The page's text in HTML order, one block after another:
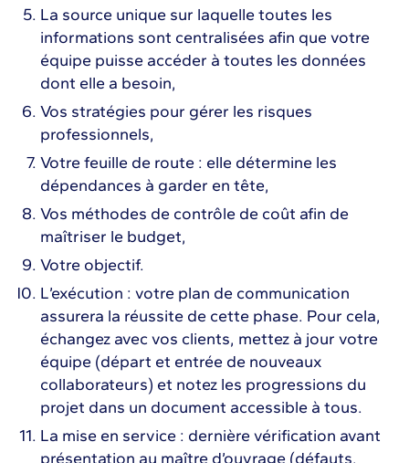
La source unique sur laquelle toutes les
informations sont centralisées afin que votre
équipe puisse accéder à toutes les données
dont elle a besoin,
Vos stratégies pour gérer les risques
professionnels,
Votre feuille de route : elle détermine les
dépendances à garder en tête,
Vos méthodes de contrôle de coût afin de
maîtriser le budget,
Votre objectif.
L’exécution : votre plan de communication
assurera la réussite de cette phase. Pour cela,
échangez avec vos clients, mettez à jour votre
équipe (départ et entrée de nouveaux
collaborateurs) et notez les progressions du
projet dans un document accessible à tous.
La mise en service : dernière vérification avant
présentation au maître d’ouvrage (défauts,